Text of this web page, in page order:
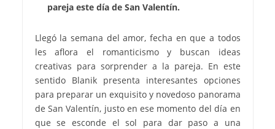
pareja este día de San Valentín.
Llegó la semana del amor, fecha en que a todos
les aflora el romanticismo y buscan ideas
creativas para sorprender a la pareja. En este
sentido Blanik presenta interesantes opciones
para preparar un exquisito y novedoso panorama
de San Valentín, justo en ese momento del día en
que se esconde el sol para dar paso a una